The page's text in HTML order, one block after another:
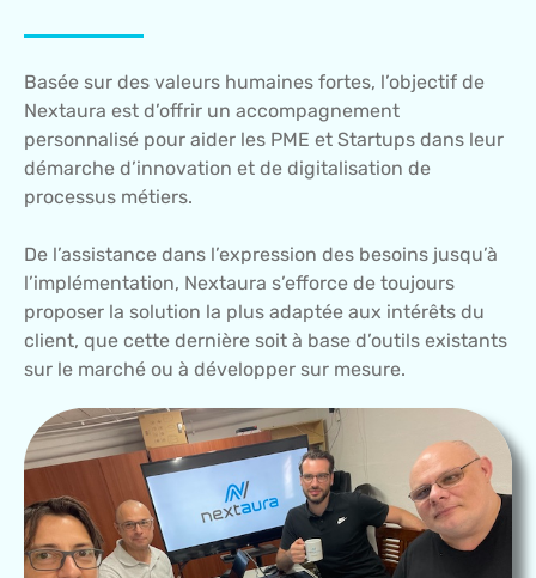
Basée sur des valeurs humaines fortes, l’objectif de
Nextaura est d’offrir un accompagnement
personnalisé pour aider les PME et Startups dans leur
démarche d’innovation et de digitalisation de
processus métiers.
De l’assistance dans l’expression des besoins jusqu’à
l’implémentation, Nextaura s’efforce de toujours
proposer la solution la plus adaptée aux intérêts du
client, que cette dernière soit à base d’outils existants
sur le marché ou à développer sur mesure.